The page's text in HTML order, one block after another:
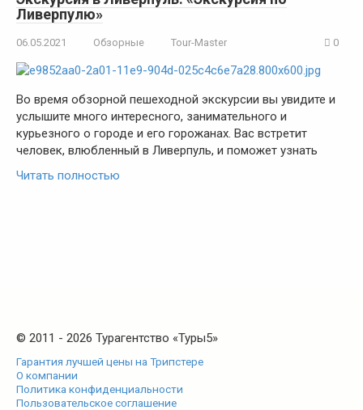
Ливерпулю»
06.05.2021 Обзорные Tour-Master 0
Во время обзорной пешеходной экскурсии вы увидите и
услышите много интересного, занимательного и
курьезного о городе и его горожанах. Вас встретит
человек, влюбленный в Ливерпуль, и поможет узнать
Читать полностью
© 2011 - 2026 Турагентство «Туры5»
Гарантия лучшей цены на Трипстере
О компании
Политика конфиденциальности
Пользовательское соглашение